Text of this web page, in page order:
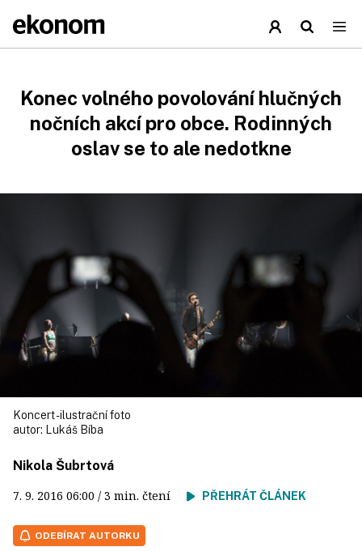
Konec volného povolování hlučných
nočních akcí pro obce. Rodinných
oslav se to ale nedotkne
Koncert - ilustrační foto
autor:
Lukáš Bíba
Nikola Šubrtová
7. 9. 2016 06:00 / 3 min. čtení PŘEHRÁT ČLÁNEK
ODEBÍRAT AUTORKU